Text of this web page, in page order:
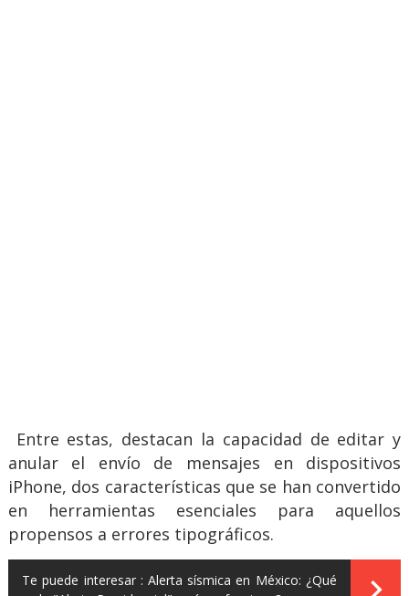
Entre estas, destacan la capacidad de editar y
anular el envío de mensajes en dispositivos
iPhone, dos características que se han convertido
en herramientas esenciales para aquellos
propensos a errores tipográficos.
Te puede interesar : Alerta sísmica en México: ¿Qué